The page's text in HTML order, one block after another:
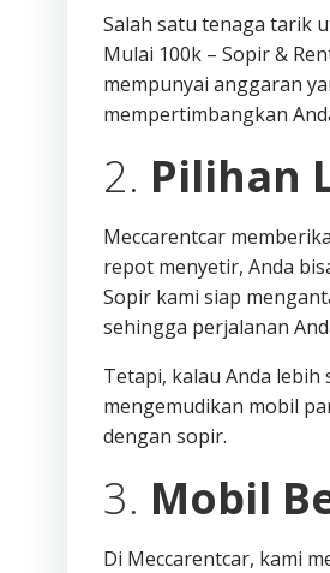
Salah satu tenaga tarik
Mulai 100k – Sopir &
mempunyai anggaran
mempertimbangkan
2. Pilihan
Meccarentcar
repot menyetir, Anda
Sopir kami siap
sehingga perjalanan
Tetapi, kalau Anda
mengemudikan mobil
dengan sopir.
3. Mobil
Di Meccarentcar, kami